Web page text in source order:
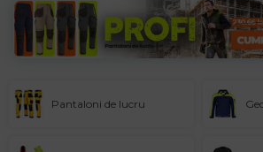
Pantaloni de lucru